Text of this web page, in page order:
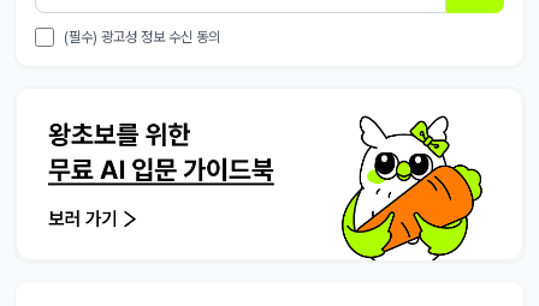
(필수) 광고성 정보 수신 동의